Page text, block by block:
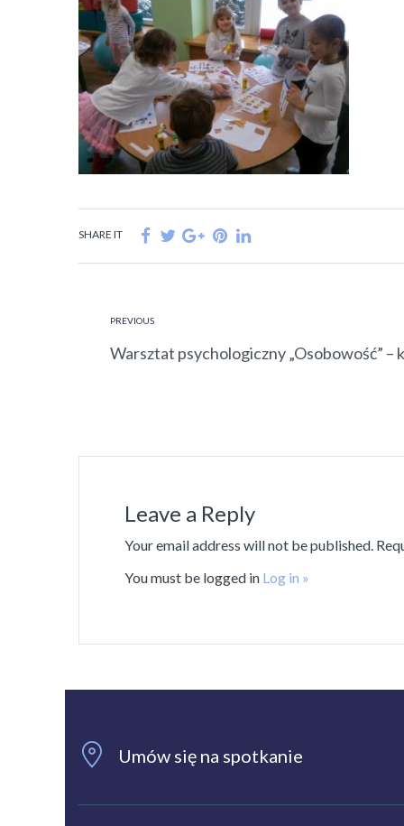
SHARE IT
PREVIOUS
Warsztat psychologiczny „Osobowość” –
Leave a Reply
Your email address will not be published.
You must be logged in Log in »
Umów się na spotkanie